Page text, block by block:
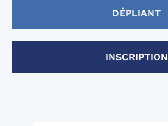
DÉPLIANT
INSCRIPTION